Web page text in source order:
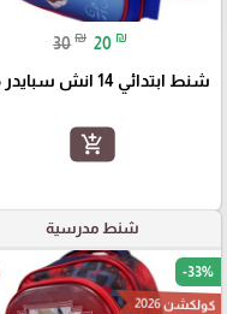
30 ₪ 20 ₪
شنط ابتدائي 14 انش سبايدر مان
add_shopping_cart
شنط مدرسية
-33%
كولكشن 2026